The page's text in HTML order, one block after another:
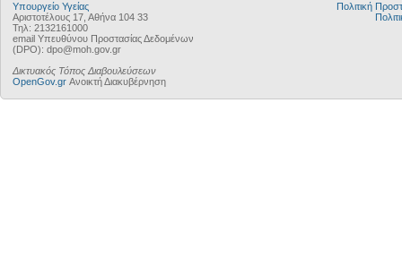
Υπουργείο Υγείας
Αριστοτέλους 17, Αθήνα 104 33
Τηλ: 2132161000
email Υπευθύνου Προστασίας Δεδομένων
(DPO): dpo@moh.gov.gr
Δικτυακός Τόπος Διαβουλεύσεων
OpenGov.gr Ανοικτή Διακυβέρνηση
Πολιτική